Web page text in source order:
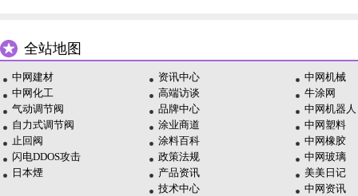
全站地图
中网建材
中网化工
气动调节阀
自力式调节阀
止回阀
闪电DDOS攻击
日本煙
资讯中心
高端访谈
品牌中心
涂业商道
涂料百科
政策法规
产品资讯
技术中心
中网机械
牛涂网
中网机器人
中网塑料
中网橡胶
中网玻璃
美美日记
中网资讯